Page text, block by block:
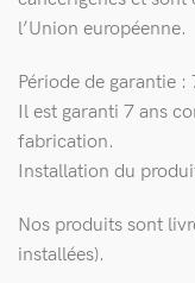
l’Union européenne.
Période de garantie :
Il est garanti 7 ans
fabrication.
Installation du
Nos produits sont
installées).